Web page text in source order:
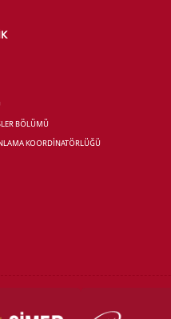
BÖLÜMÜ
KOORDİNATÖRLÜĞÜ